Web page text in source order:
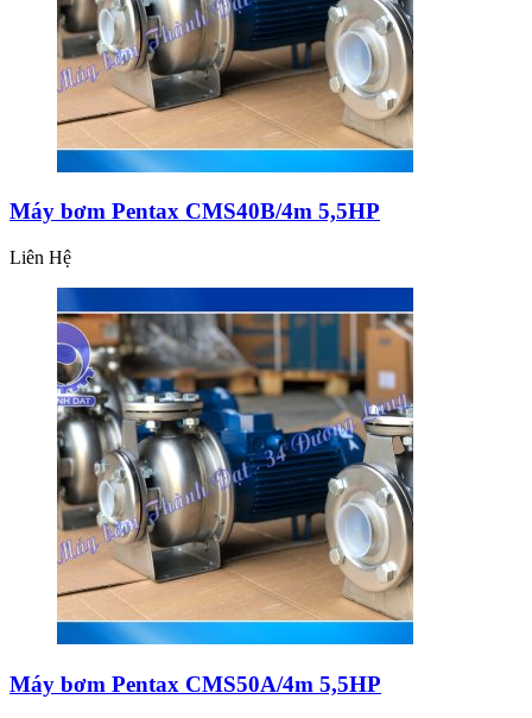
Máy bơm Pentax CMS40B/4m 5,5HP
Liên Hệ
Máy bơm Pentax CMS50A/4m 5,5HP